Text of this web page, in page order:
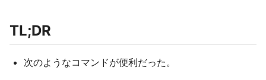
TL;DR
次のようなコマンドが便利だった。